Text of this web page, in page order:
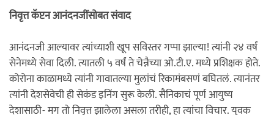
निवृत्त कॅप्टन आनंदनजींसोबत संवाद
आनंदनजी आल्यावर त्यांच्याशी खूप सविस्तर गप्पा झाल्या! त्यांनी २४ वर्षं
सेनेमध्ये सेवा दिली. त्यातली ५ वर्षं ते चेन्नैच्या ओ.टी.ए. मध्ये प्रशिक्षक होते.
कोरोना काळामध्ये त्यांनी गावातल्या मुलांचं रिकामं‌बसणं बघितलं. त्यानंतर
त्यांनी देशसेवेची ही सेकंड इनिंग सुरू केली. सैनिकाचं पूर्ण आयुष्य
देशासाठी- मग तो निवृत्त झालेला असला तरीही, हा त्यांचा विचार. युवक